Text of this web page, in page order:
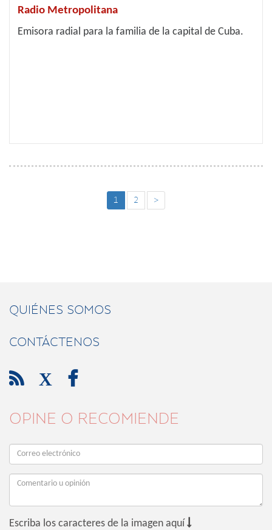
Radio Metropolitana
Emisora radial para la familia de la capital de Cuba.
1 2 >
QUIÉNES SOMOS
CONTÁCTENOS
 X 
OPINE O RECOMIENDE
Escriba los caracteres de la imagen aquí 